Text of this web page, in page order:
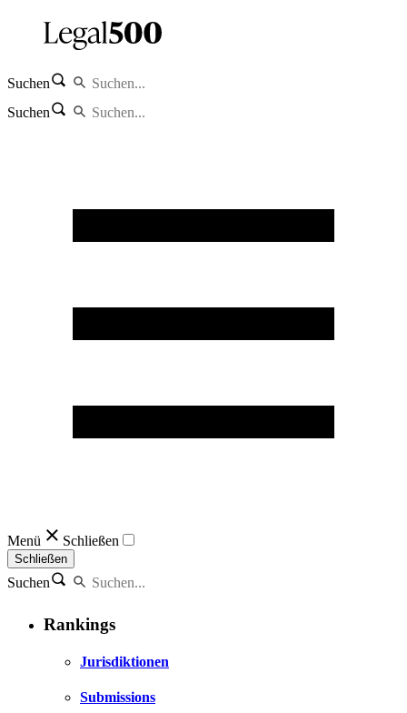
Suchen
Suchen
Menü Schließen
Schließen
Suchen
Rankings
Jurisdiktionen
Submissions